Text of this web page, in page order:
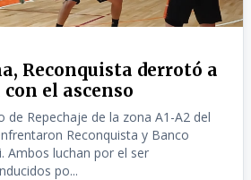
Reconquista derrotó a
el ascenso
de Repechaje de la zona A1-A2 del
Reconquista y Banco
Ambos luchan por el ser
po...